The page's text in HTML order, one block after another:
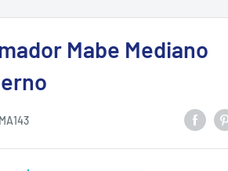
Mabe Mediano